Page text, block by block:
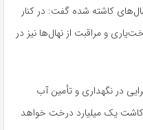
کاشته شده گفت: در کنار
و مراقبت از نهال‌ها نیز در
در نگهداری و تأمین آب
یک میلیارد درخت خواهد